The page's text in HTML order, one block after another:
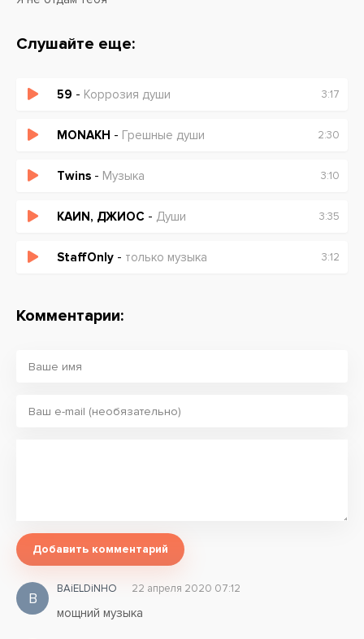
Музыка для будней и для лайфа
Я к ней, да на танцпол
Громче играй наша
Музыка для души
Ни за что и никому
Музыка для души
Я не отдам тебя
Вся шикарна и в розовом платье
И никому я тебя не отдам
Ты в инстаграме такая красивая
Слушайте еще:
59 - Коррозия души 3:17
MONAKH - Грешные души 2:30
Twins - Музыка 3:10
KАИN, ДЖИОС - Души 3:35
StaffOnly - только музыка 3:12
Комментарии:
Добавить комментарий
B
BAiELDiNHO 22 апреля 2020 07:12
мощний музыка